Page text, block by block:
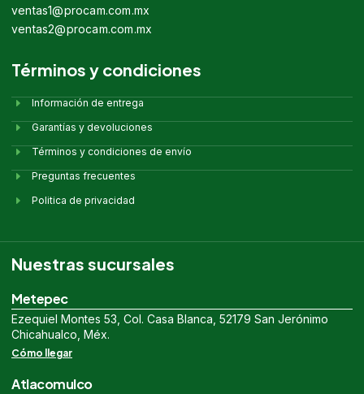
ventas1@procam.com.mx
ventas2@procam.com.mx
Términos y condiciones
Información de entrega
Garantías y devoluciones
Términos y condiciones de envío
Preguntas frecuentes
Politica de privacidad
Nuestras sucursales
Metepec
Ezequiel Montes 53, Col. Casa Blanca, 52179 San Jerónimo
Chicahualco, Méx.
Cómo llegar
Atlacomulco